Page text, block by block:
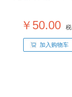
￥50.00
加入购物车